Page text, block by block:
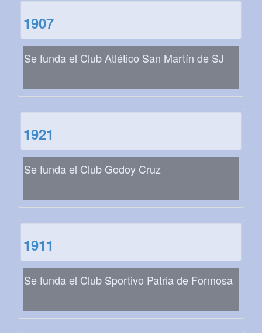
1907
Se funda el Club Atlético San Martín de SJ
1921
Se funda el Club Godoy Cruz
1911
Se funda el Club Sportivo Patria de Formosa